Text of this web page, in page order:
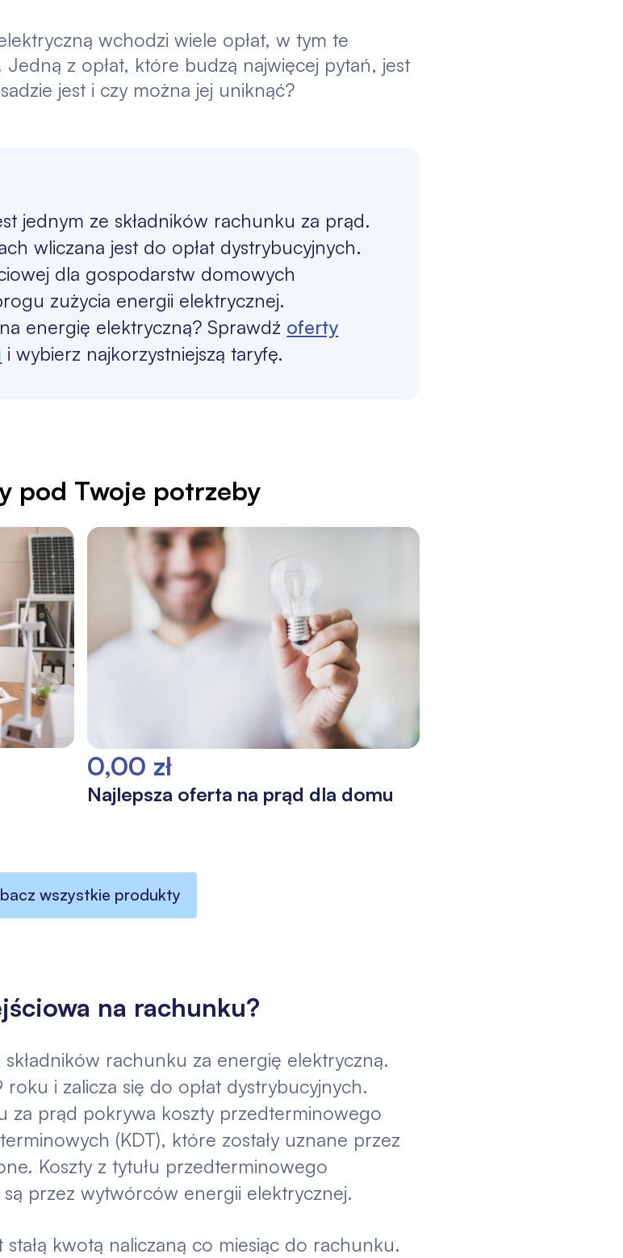
wchodzi wiele opłat, w tym te
z opłat, które budzą najwięcej pytań, jest
jest i czy można jej uniknąć?
jednym ze składników rachunku za prąd.
wliczana jest do opłat dystrybucyjnych.
dla gospodarstw domowych
zużycia energii elektrycznej.
energię elektryczną? Sprawdź oferty
i wybierz najkorzystniejszą taryfę.
pod Twoje potrzeby
0,00 zł
Najlepsza oferta na prąd dla domu
wszystkie produkty
na rachunku?
rachunku za energię elektryczną.
i zalicza się do opłat dystrybucyjnych.
za prąd pokrywa koszty przedterminowego
(KDT), które zostały uznane przez
Koszty z tytułu przedterminowego
przez wytwórców energii elektrycznej.
stałą kwotą naliczaną co miesiąc do rachunku.